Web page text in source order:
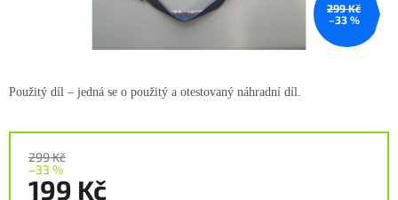
299 Kč
–33 %
299 Kč
–33 %
199 Kč
Použitý díl – jedná se o použitý a otestovaný náhradní díl.